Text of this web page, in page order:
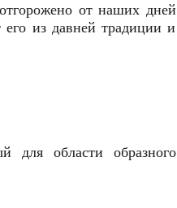
от наших дней
его из давней традиции и
для области образного